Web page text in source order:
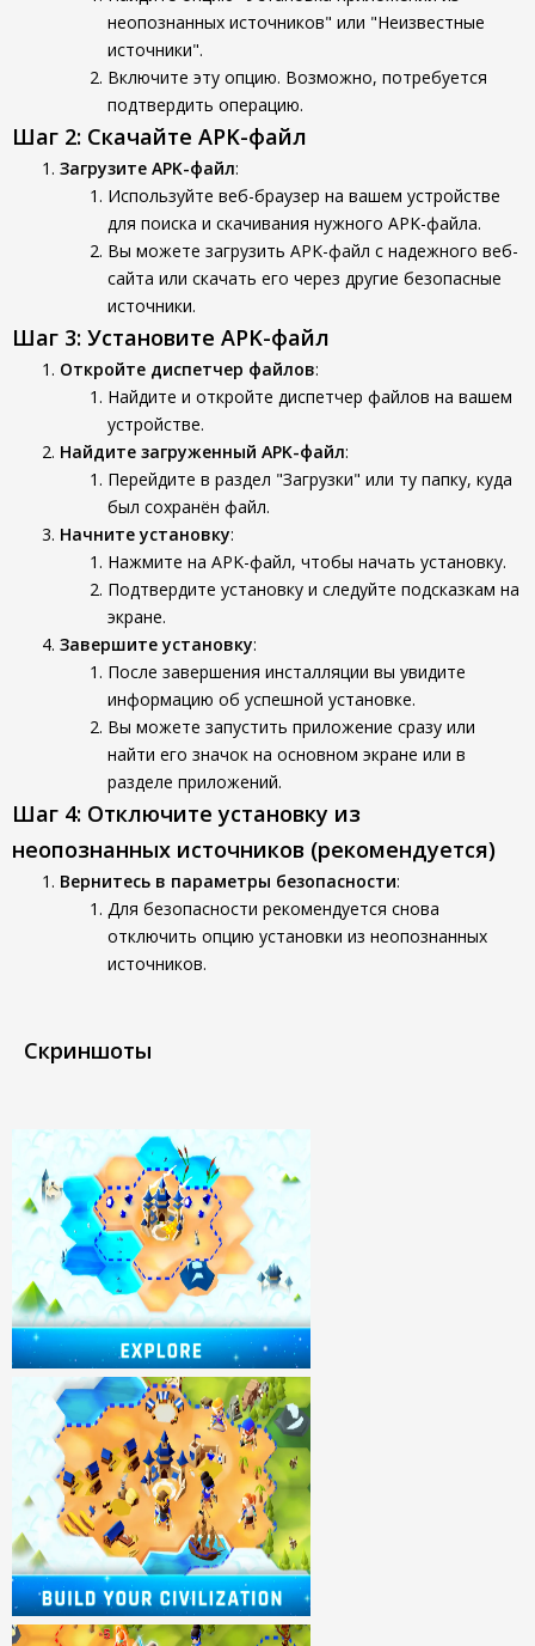
неопознанных источников" или "Неизвестные
источники".
Включите эту опцию. Возможно, потребуется
подтвердить операцию.
Шаг 2: Скачайте APK-файл
Загрузите APK-файл:
Используйте веб-браузер на вашем устройстве
для поиска и скачивания нужного APK-файла.
Вы можете загрузить APK-файл с надежного веб-
сайта или скачать его через другие безопасные
источники.
Шаг 3: Установите APK-файл
Откройте диспетчер файлов:
Найдите и откройте диспетчер файлов на вашем
устройстве.
Найдите загруженный APK-файл:
Перейдите в раздел "Загрузки" или ту папку, куда
был сохранён файл.
Начните установку:
Нажмите на APK-файл, чтобы начать установку.
Подтвердите установку и следуйте подсказкам на
экране.
Завершите установку:
После завершения инсталляции вы увидите
информацию об успешной установке.
Вы можете запустить приложение сразу или
найти его значок на основном экране или в
разделе приложений.
Шаг 4: Отключите установку из
неопознанных источников (рекомендуется)
Вернитесь в параметры безопасности:
Для безопасности рекомендуется снова
отключить опцию установки из неопознанных
источников.
Скриншоты